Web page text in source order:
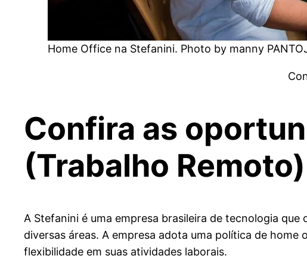
Home Office na Stefanini. Photo by manny
Confira as
(Trabalho
A Stefanini é uma empresa brasileira de tecnologia
diversas áreas. A empresa adota uma política de
flexibilidade em suas atividades laborais.